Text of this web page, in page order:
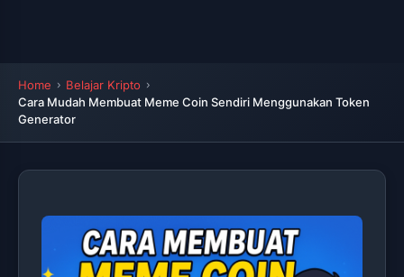
Home
Belajar Kripto
Cara Mudah Membuat Meme Coin Sendiri Menggunakan Token
Generator